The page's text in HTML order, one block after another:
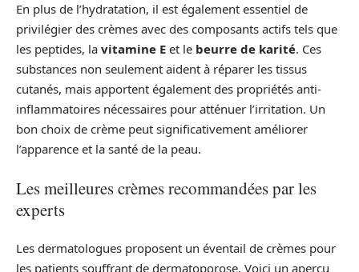
En plus de l’hydratation, il est également essentiel de
privilégier des crèmes avec des composants actifs tels que
les peptides, la vitamine E et le beurre de karité. Ces
substances non seulement aident à réparer les tissus
cutanés, mais apportent également des propriétés anti-
inflammatoires nécessaires pour atténuer l’irritation. Un
bon choix de crème peut significativement améliorer
l’apparence et la santé de la peau.
Les meilleures crèmes recommandées par les
experts
Les dermatologues proposent un éventail de crèmes pour
les patients souffrant de dermatoporose. Voici un aperçu